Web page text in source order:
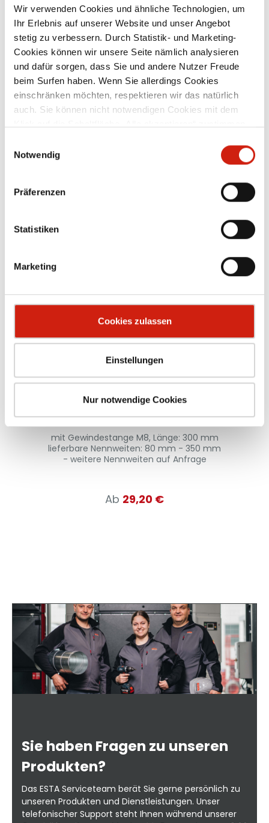
Wir verwenden Cookies und ähnliche Technologien, um
Ihr Erlebnis auf unserer Website und unser Angebot
stetig zu verbessern. Durch Statistik- und Marketing-
Cookies können wir unsere Seite nämlich analysieren
und dafür sorgen, dass Sie und andere Nutzer Freude
beim Surfen haben. Wenn Sie allerdings Cookies
einschränken möchten, respektieren wir das natürlich
auch. Sie können nicht notwendigen Cookies mit dem
alle Cookies auswählen.
Notwendig
Präferenzen
Statistiken
Marketing
Cookies zulassen
Einstellungen
Nur notwendige Cookies
mit Gummidichtung verzinktes
Stahlblech lieferbare Nennweiten: d1: 100
mm – 200 mm, d2: 71 mm – 200 mm –
weitere Nennweiten auf Anfrage
Ab118,00 €
mit Gewindestange M8, Länge: 300 mm
lieferbare Nennweiten: 80 mm - 350 mm
- weitere Nennweiten auf Anfrage
Ab 29,20 €
Sie haben Fragen zu unseren
Produkten?
Das ESTA Serviceteam berät Sie gerne persönlich zu
unseren Produkten und Dienstleistungen. Unser
telefonischer Support steht Ihnen während unserer